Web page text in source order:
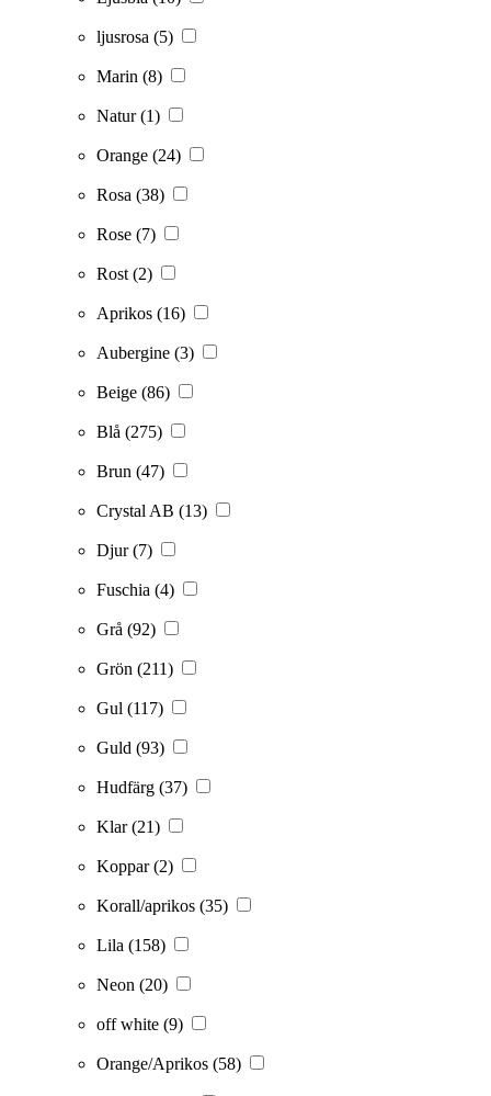
ljusrosa (5)
Marin (8)
Natur(1)
Orange (24)
Rosa (38)
Rose (7)
Rost (2)
Aprikos (16)
Aubergine (3)
Beige (86)
Blå (275)
Brun (47)
Crystal AB (13)
Djur(7)
Fuschia (4)
Grå (92)
Grön (211)
Gul (117)
Guld (93)
Hudfärg (37)
Klar(21)
Koppar(2)
Korall/aprikos (35)
Lila (158)
Neon (20)
off white (9)
Orange/Aprikos (58)